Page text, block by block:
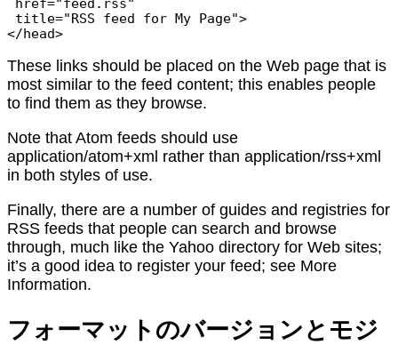
These links should be placed on the Web page that is
most similar to the feed content; this enables people
to find them as they browse.
Note that Atom feeds should use
application/atom+xml rather than application/rss+xml
in both styles of use.
Finally, there are a number of guides and registries for
RSS feeds that people can search and browse
through, much like the Yahoo directory for Web sites;
it’s a good idea to register your feed; see More
Information.
フォーマットのバージョンとモジ